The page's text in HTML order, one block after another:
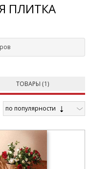
ПЛИТКА
ТОВАРЫ (1)
по популярности